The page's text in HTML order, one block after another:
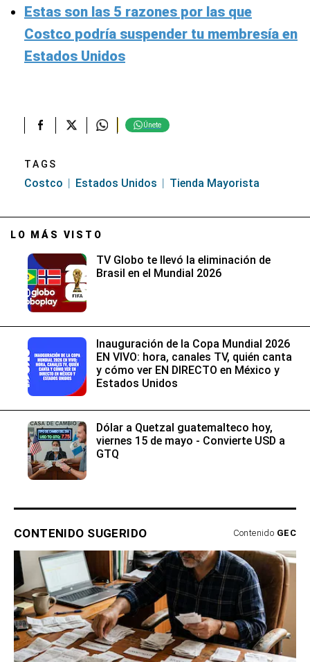
Estas son las 5 razones por las que
Costco podría suspender tu membresía en
Estados Unidos
Únete
TAGS
Costco Estados Unidos Tienda Mayorista
LO MÁS VISTO
TV Globo te llevó la eliminación de
Brasil en el Mundial 2026
Inauguración de la Copa Mundial 2026
EN VIVO: hora, canales TV, quién canta
y cómo ver EN DIRECTO en México y
Estados Unidos
Dólar a Quetzal guatemalteco hoy,
viernes 15 de mayo - Convierte USD a
GTQ
CONTENIDO SUGERIDO Contenido GEC